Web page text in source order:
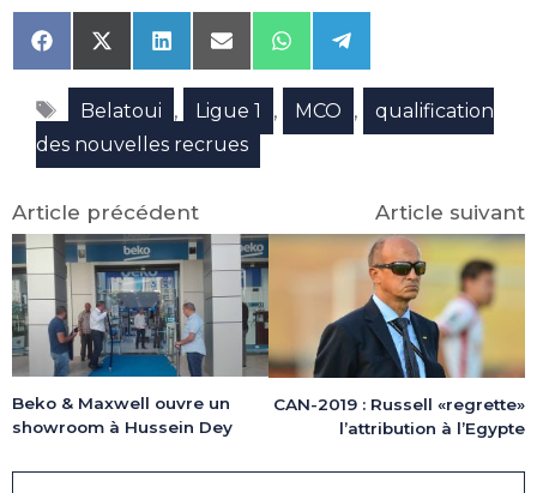
Share
on
Facebook
Share
on
X
(Twitter)
Share
on
LinkedIn
Share
on
Email
Share
on
WhatsApp
Share
on
Telegram
Étiquettes
Belatoui , Ligue 1 , MCO ,
qualification
des nouvelles recrues
Article précédent
Beko & Maxwell ouvre un
showroom à Hussein Dey
Article suivant
CAN-2019 : Russell «regrette»
l’attribution à l’Egypte